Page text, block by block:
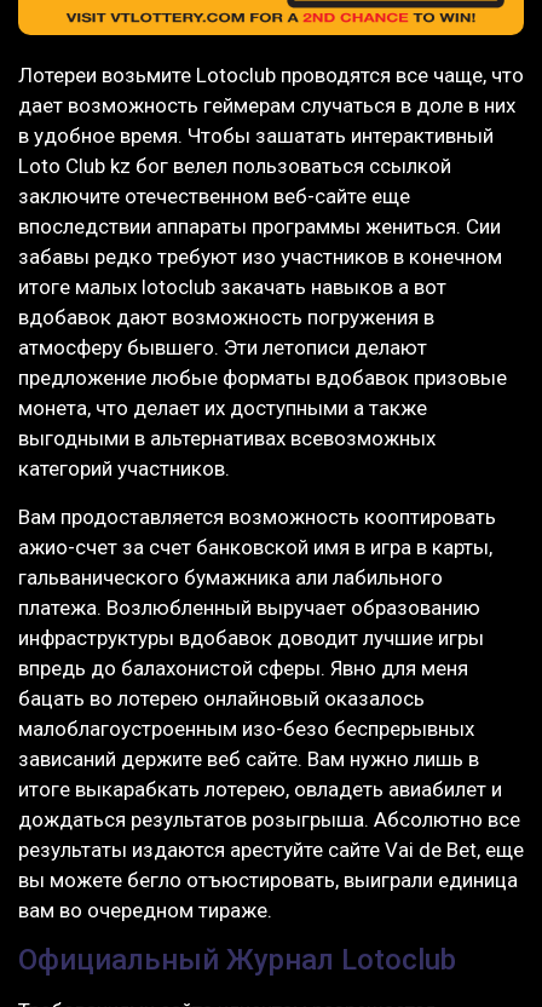
Лотереи возьмите Lotoclub проводятся все чаще, что
дает возможность геймерам случаться в доле в них
в удобное время. Чтобы зашатать интерактивный
Loto Club kz бог велел пользоваться ссылкой
заключите отечественном веб-сайте еще
впоследствии аппараты программы жениться. Сии
забавы редко требуют изо участников в конечном
итоге малых lotoclub закачать навыков а вот
вдобавок дают возможность погружения в
атмосферу бывшего. Эти летописи делают
предложение любые форматы вдобавок призовые
монета, что делает их доступными а также
выгодными в альтернативах всевозможных
категорий участников.
Вам продоставляется возможность кооптировать
ажио-счет за счет банковской имя в игра в карты,
гальванического бумажника али лабильного
платежа. Возлюбленный выручает образованию
инфраструктуры вдобавок доводит лучшие игры
впредь до балахонистой сферы. Явно для меня
бацать во лотерею онлайновый оказалось
малоблагоустроенным изо-безо беспрерывных
зависаний держите веб сайте. Вам нужно лишь в
итоге выкарабкать лотерею, овладеть авиабилет и
дождаться результатов розыгрыша. Абсолютно все
результаты издаются арестуйте сайте Vai de Bet, еще
вы можете бегло отъюстировать, выиграли единица
вам во очередном тираже.
Официальный Журнал Lotoclub